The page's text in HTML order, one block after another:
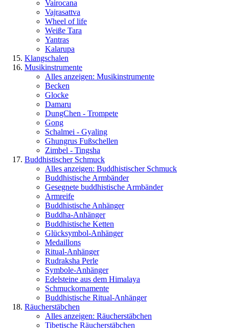
Vairocana
Vajrasattva
Wheel of life
Weiße Tara
Yantras
Kalarupa
Klangschalen
Musikinstrumente
Alles anzeigen: Musikinstrumente
Becken
Glocke
Damaru
DungChen - Trompete
Gong
Schalmei - Gyaling
Ghungrus Fußschellen
Zimbel - Tingsha
Buddhistischer Schmuck
Alles anzeigen: Buddhistischer Schmuck
Buddhistische Armbänder
Gesegnete buddhistische Armbänder
Armreife
Buddhistische Anhänger
Buddha-Anhänger
Buddhistische Ketten
Glücksymbol-Anhänger
Medaillons
Ritual-Anhänger
Rudraksha Perle
Symbole-Anhänger
Edelsteine aus dem Himalaya
Schmuckornamente
Buddhistische Ritual-Anhänger
Räucherstäbchen
Alles anzeigen: Räucherstäbchen
Tibetische Räucherstäbchen